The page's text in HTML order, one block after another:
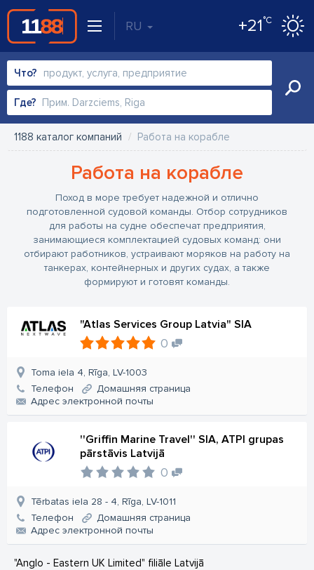
RU +21°C
Что?
Где?
1188 каталог компаний Работа на корабле
Работа на корабле
Поход в море требует надежной и отлично
подготовленной судовой команды. Отбор сотрудников
для работы на судне обеспечат предприятия,
занимающиеся комплектацией судовых команд: они
отбирают работников, устраивают моряков на работу на
танкерах, контейнерных и других судах, а также
формируют и готовят команды.
"Atlas Services Group Latvia" SIA
0
Toma iela 4, Rīga, LV-1003
Телефон
Домашняя страница
Aдрес электронной почты
''Griffin Marine Travel'' SIA, ATPI grupas
pārstāvis Latvijā
0
Tērbatas iela 28 - 4, Rīga, LV-1011
Телефон
Домашняя страница
Aдрес электронной почты
"Anglo - Eastern UK Limited" filiāle Latvijā